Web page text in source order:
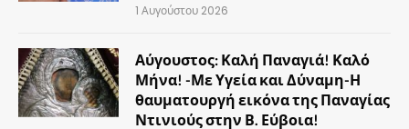
1 Αυγούστου 2026
Αύγουστος: Καλή Παναγιά! Καλό
Μήνα! -Με Υγεία και Δύναμη-Η
θαυματουργή εικόνα της Παναγίας
Ντινιούς στην Β. Εύβοια!